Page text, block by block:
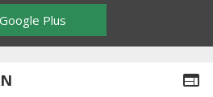
Google Plus
